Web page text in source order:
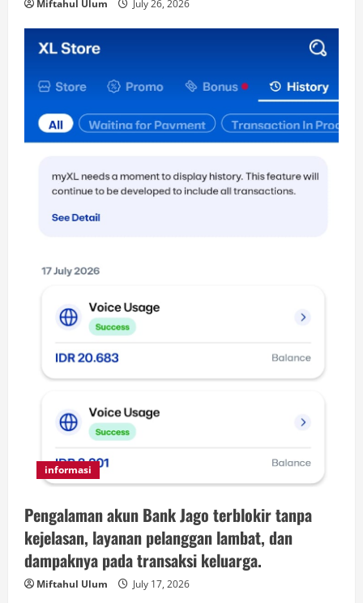
Miftahul Ulum July 26, 2026
informasi
Pengalaman akun Bank Jago terblokir tanpa
kejelasan, layanan pelanggan lambat, dan
dampaknya pada transaksi keluarga.
Miftahul Ulum July 17, 2026